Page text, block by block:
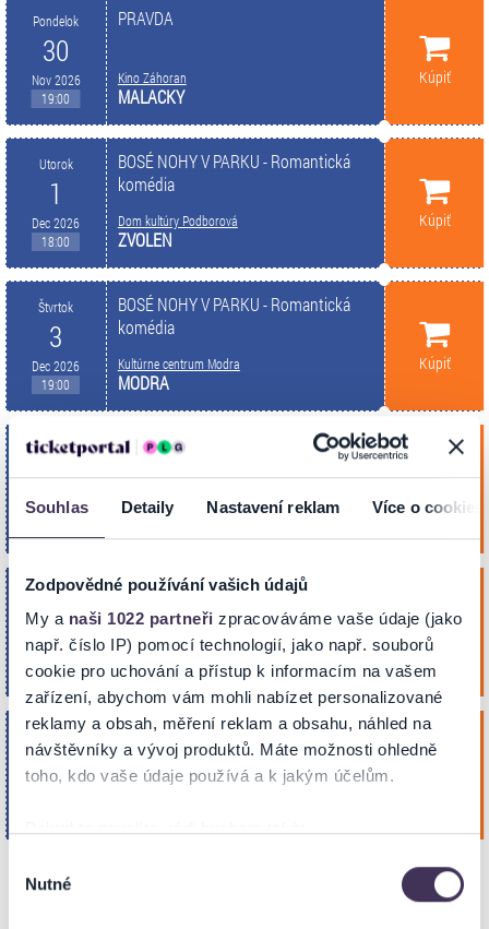
Souhlas Detaily Nastavení reklam Více o cookies
Zodpovědné používání vašich údajů
My a naši 1022 partneři zpracováváme vaše údaje (jako
např. číslo IP) pomocí technologií, jako např. souborů
cookie pro uchování a přístup k informacím na vašem
zařízení, abychom vám mohli nabízet personalizované
reklamy a obsah, měření reklam a obsahu, náhled na
návštěvníky a vývoj produktů. Máte možnosti ohledně
toho, kdo vaše údaje používá a k jakým účelům.
které mohou být přesné na několik metrů
souhlasu
Nutné
Pondelok
30
Nov 2026
19:00
PRAVDA
Kino Záhoran
MALACKY
Kúpiť
Utorok
1
Dec 2026
18:00
BOSÉ NOHY V PARKU - Romantická
komédia
Dom kultúry Podborová
ZVOLEN
Kúpiť
Štvrtok
3
Dec 2026
19:00
BOSÉ NOHY V PARKU - Romantická
komédia
Kultúrne centrum Modra
MODRA
Kúpiť
Piatok
4
Dec 2026
BOSÉ NOHY V PARKU - Romantická
Sála Strojár Kúpiť
Pondelok
7
Dec 2026
19:00
BOSÉ NOHY V PARKU - Romantická
komédia
Spoločenský dom
TOPOĽČANY
Kúpiť
9
Ťapákovci